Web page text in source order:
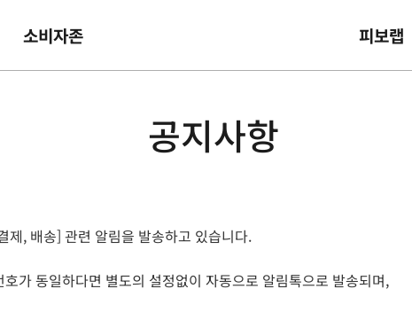
소비자존 피보랩
공지사항
, 배송] 관련 알림을 발송하고 있습니다.
가 동일하다면 별도의 설정없이 자동으로 알림톡으로 발송되며,